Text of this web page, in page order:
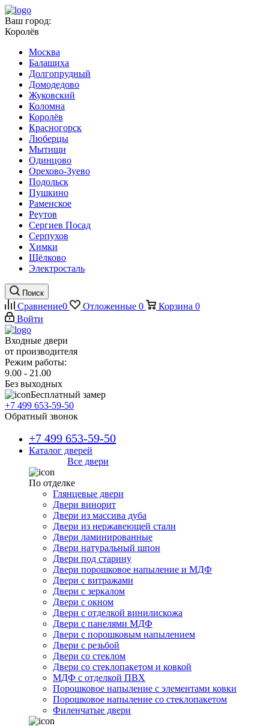
Ваш город:
Королёв
Москва
Балашиха
Долгопрудный
Домодедово
Жуковский
Коломна
Королёв
Красногорск
Люберцы
Мытищи
Одинцово
Орехово-Зуево
Подольск
Пушкино
Раменское
Реутов
Сергиев Посад
Серпухов
Химки
Щёлково
Электросталь
Поиск
Сравнение0 Отложенные 0 Корзина 0
Войти
Входные двери
от производителя
Режим работы:
9.00 - 21.00
Без выходных
Бесплатный замер
+7 499 653-59-50
Обратный звонок
+7 499 653-59-50
Каталог дверей
Все двери
По отделке
Глянцевые двери
Двери винорит
Двери из массива дуба
Двери из нержавеющей стали
Двери ламинированные
Двери натуральный шпон
Двери под старину
Двери порошковое напыление и МДФ
Двери с витражами
Двери с зеркалом
Двери с окном
Двери с отделкой винилискожа
Двери с панелями МДФ
Двери с порошковым напылением
Двери с резьбой
Двери со стеклом
Двери со стеклопакетом и ковкой
МДФ с отделкой ПВХ
Порошковое напыление с элементами ковки
Порошковое напыление со стеклопакетом
Филенчатые двери